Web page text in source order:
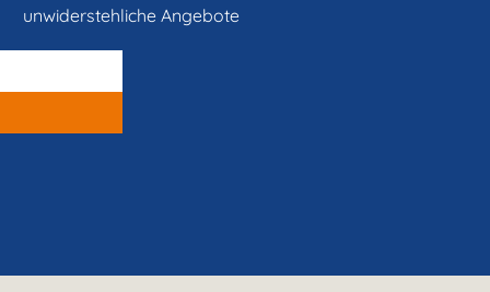
unwiderstehliche Angebote